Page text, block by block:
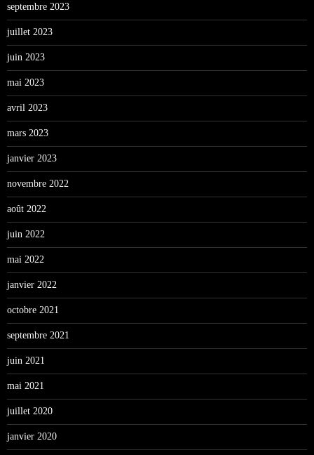
septembre 2023
juillet 2023
juin 2023
mai 2023
avril 2023
mars 2023
janvier 2023
novembre 2022
août 2022
juin 2022
mai 2022
janvier 2022
octobre 2021
septembre 2021
juin 2021
mai 2021
juillet 2020
janvier 2020